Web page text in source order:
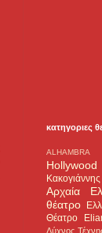
κατηγοριες
ALHAMBRA
Hollywood
Κακογιάννης
Αρχαία
θέατρο
Θέατρο
Λύχνος